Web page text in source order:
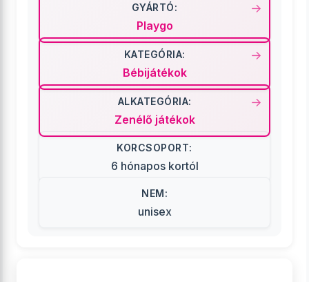
GYÁRTÓ:
Playgo
KATEGÓRIA:
Bébijátékok
ALKATEGÓRIA:
Zenélő játékok
KORCSOPORT:
6 hónapos kortól
NEM:
unisex